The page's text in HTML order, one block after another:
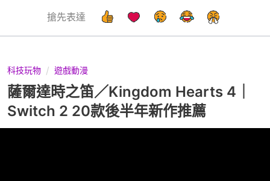
搶先表達
科技玩物 遊戲動漫
薩爾達時之笛／Kingdom Hearts 4｜
Switch 2 20款後半年新作推薦